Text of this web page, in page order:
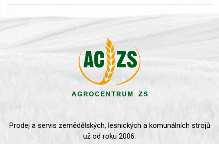
Prodej a servis zemědělských, lesnických a komunálních strojů
už od roku 2006.